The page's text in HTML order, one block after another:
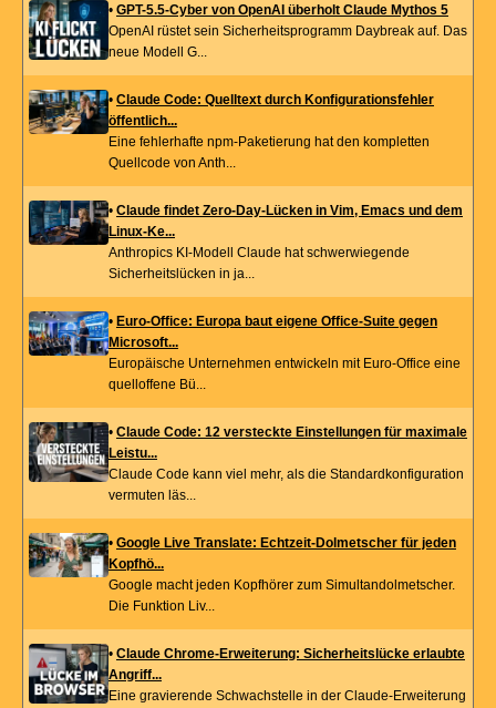
• GPT-5.5-Cyber von OpenAI überholt Claude Mythos 5
OpenAI rüstet sein Sicherheitsprogramm Daybreak auf. Das
neue Modell G...
• Claude Code: Quelltext durch Konfigurationsfehler
öffentlich...
Eine fehlerhafte npm-Paketierung hat den kompletten
Quellcode von Anth...
• Claude findet Zero-Day-Lücken in Vim, Emacs und dem
Linux-Ke...
Anthropics KI-Modell Claude hat schwerwiegende
Sicherheitslücken in ja...
• Euro-Office: Europa baut eigene Office-Suite gegen
Microsoft...
Europäische Unternehmen entwickeln mit Euro-Office eine
quelloffene Bü...
• Claude Code: 12 versteckte Einstellungen für maximale
Leistu...
Claude Code kann viel mehr, als die Standardkonfiguration
vermuten läs...
• Google Live Translate: Echtzeit-Dolmetscher für jeden
Kopfhö...
Google macht jeden Kopfhörer zum Simultandolmetscher.
Die Funktion Liv...
• Claude Chrome-Erweiterung: Sicherheitslücke erlaubte
Angriff...
Eine gravierende Schwachstelle in der Claude-Erweiterung